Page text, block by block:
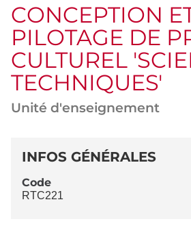
CONCEPTION
PILOTAGE DE
CULTUREL
TECHNIQUES'
Unité d'enseignement
DÉTAILS
INFOS GÉNÉRALES
Code
RTC221